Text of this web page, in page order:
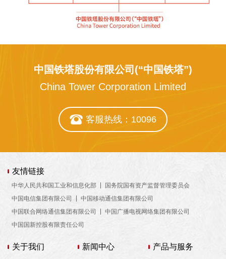
中国铁塔股份有限公司(“中国铁塔”)
China Tower Corporation Limited
客服热线：10096
友情链接
中华人民共和国工业和信息化部
国务院国有资产监督管理委员会
中国电信集团有限公司
中国移动通信集团有限公司
中国联合网络通信集团有限公司
中国广播电视网络集团有限公司
中国国新控股有限责任公司
关于我们 新闻中心 产品与服务